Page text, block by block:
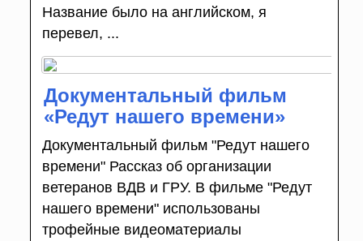
Название было на английском, я
перевел, ...
Документальный фильм
«Редут нашего времени»
Документальный фильм "Редут нашего
времени" Рассказ об организации
ветеранов ВДВ и ГРУ. В фильме "Редут
нашего времени" использованы
трофейные видеоматериалы